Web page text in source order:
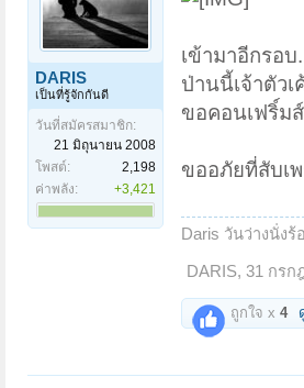
DARIS
เป็นที่รู้จักกันดี
วันที่สมัครสมาชิก:
21 มิถุนายน 2008
โพสต์:
2,198
ค่าพลัง:
+3,421
เข้ามาอีกรอ
ป่านนี้เจ้าตัวเ
ขอคอนเฟริ์ม
ขออภัยที่สับเ
Daris วันว่างนั่งร้
DARIS, 31 กรก
ถูกใจ x 4